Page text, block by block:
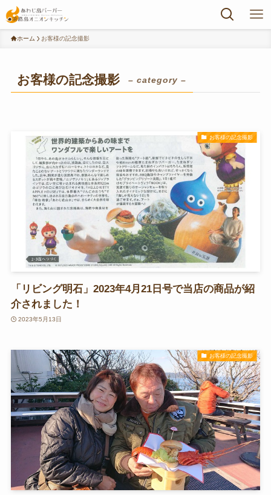
ホーム お客様の記念撮影
お客様の記念撮影 – category –
お客様の記念撮影
「リビング明石」2023年4月21日号で当店の商品が紹
介されました！
2023年5月13日
お客様の記念撮影